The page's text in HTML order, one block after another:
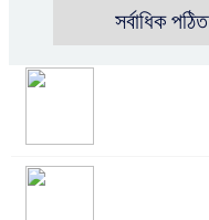
সর্বাধিক পঠিত